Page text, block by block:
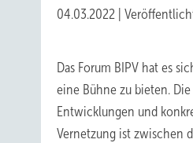
04.03.2022
Das Forum BIPV hat es
eine Bühne zu bieten.
Entwicklungen und
Vernetzung ist zwischen